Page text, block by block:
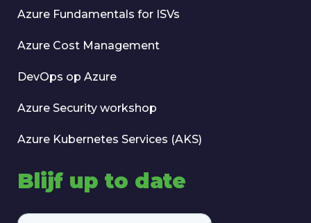
Azure Fundamentals for ISVs
Azure Cost Management
DevOps op Azure
Azure Security workshop
Azure Kubernetes Services (AKS)
Blijf up to date